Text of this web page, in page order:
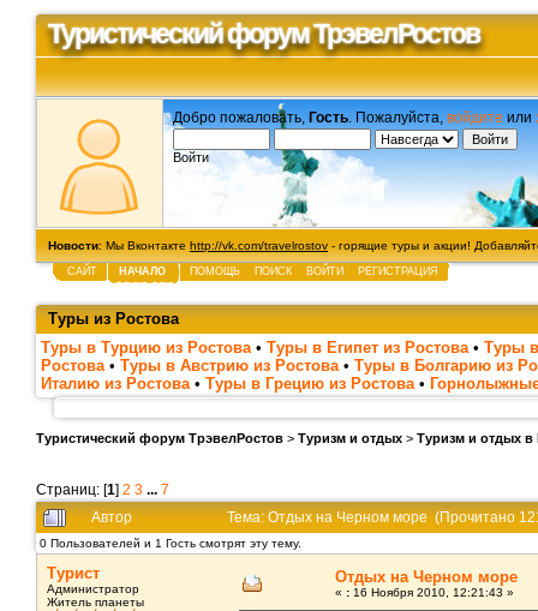
Туристический форум ТрэвелРостов
Добро пожаловать, Гость . Пожалуйста, войдите или
Войти
Новости: Мы Вконтакте http://vk.com/travelrostov - горящие туры и акции!
САЙТ НАЧАЛО ПОМОЩЬ ПОИСК ВОЙТИ РЕГИСТРАЦИЯ
Туры из Ростова
Туры в Турцию из Ростова • Туры в Египет из Ростова • Туры
Ростова • Туры в Австрию из Ростова • Туры в Болгарию из
Италию из Ростова • Туры в Грецию из Ростова •
Туристический форум ТрэвелРостов > Туризм и отдых > Туризм и отдых в
Страниц: [1] 2 3 ... 7
Автор
Тема: Отдых на Черном море (Прочитано
0 Пользователей и 1 Гость смотрят эту тему.
Турист
Администратор
Житель планеты
Отдых на Черном море
« : 16 Ноября 2010, 12:21:43 »